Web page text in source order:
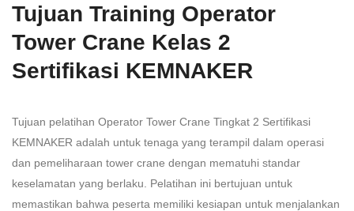
Tujuan Training Operator
Tower Crane Kelas 2
Sertifikasi KEMNAKER
Tujuan pelatihan Operator Tower Crane Tingkat 2 Sertifikasi
KEMNAKER adalah untuk tenaga yang terampil dalam operasi
dan pemeliharaan tower crane dengan mematuhi standar
keselamatan yang berlaku. Pelatihan ini bertujuan untuk
memastikan bahwa peserta memiliki kesiapan untuk menjalankan